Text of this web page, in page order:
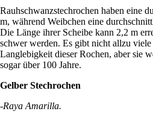
Rauhschwanzstechrochen haben eine
m, während Weibchen eine
Die Länge ihrer Scheibe kann 2,2 m
schwer werden. Es gibt nicht allzu
Langlebigkeit dieser Rochen, aber sie
sogar über 100 Jahre.
Gelber Stechrochen
-Raya Amarilla.